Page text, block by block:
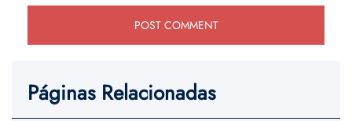
Páginas Relacionadas